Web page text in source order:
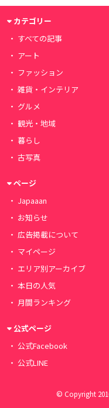
カテゴリー
すべての記事
アート
ファッション
雑貨・インテリア
グルメ
観光・地域
暮らし
古写真
ページ
Japaaan
お知らせ
広告掲載について
マイページ
エリア別アーカイブ
本日の人気
月間ランキング
公式ページ
公式Facebook
公式LINE
© Copyright